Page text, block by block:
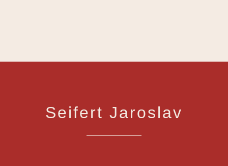
Seifert Jaroslav